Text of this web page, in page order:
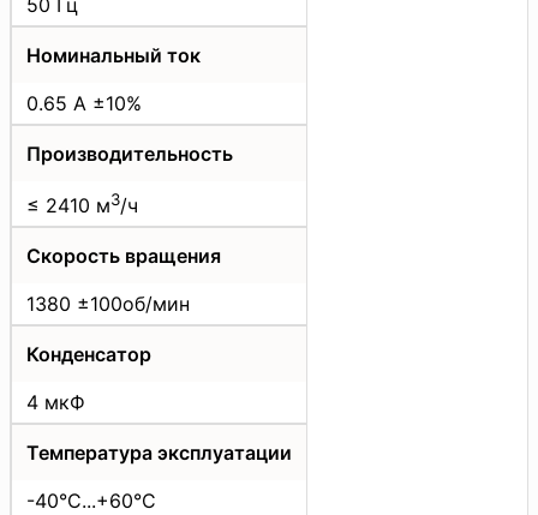
50 Гц
Номинальный ток
0.65 А ±10%
Производительность
≤ 2410 м3/ч
Скорость вращения
1380 ±100об/мин
Конденсатор
4 мкФ
Температура эксплуатации
-40°C...+60°C